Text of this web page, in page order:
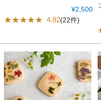
¥2,500
4.82(22件)